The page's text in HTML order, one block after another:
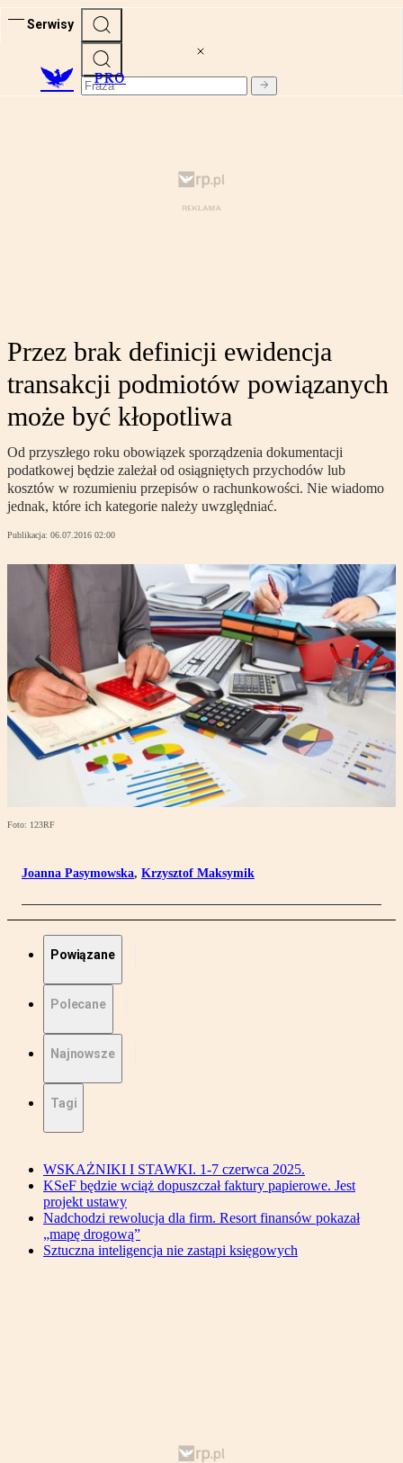
Serwisy
PRO
Przez brak definicji ewidencja
transakcji podmiotów powiązanych
może być kłopotliwa
Od przyszłego roku obowiązek sporządzenia dokumentacji
podatkowej będzie zależał od osiągniętych przychodów lub
kosztów w rozumieniu przepisów o rachunkowości. Nie wiadomo
jednak, które ich kategorie należy uwzględniać.
Publikacja: 06.07.2016 02:00
Foto: 123RF
Joanna Pasymowska, Krzysztof Maksymik
Powiązane
Polecane
Najnowsze
Tagi
WSKAŻNIKI I STAWKI. 1-7 czerwca 2025.
KSeF będzie wciąż dopuszczał faktury papierowe. Jest
projekt ustawy
Nadchodzi rewolucja dla firm. Resort finansów pokazał
„mapę drogową”
Sztuczna inteligencja nie zastąpi księgowych